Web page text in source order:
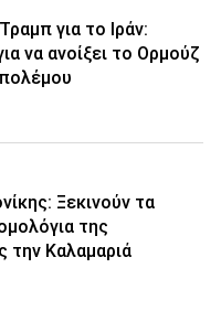
για το Ιράν:
να ανοίξει το Ορμούζ
Ξεκινούν τα
της
την Καλαμαριά